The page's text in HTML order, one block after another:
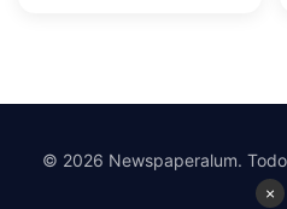
×
© 2026 Newspaperalum.